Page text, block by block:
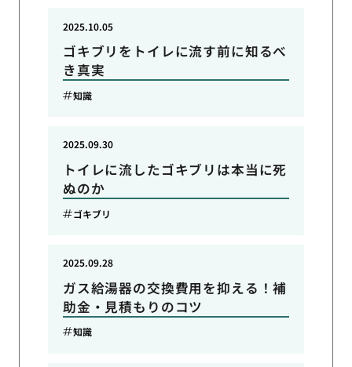
ゴキブリをトイレに流す前に知るべ
き真実
2025.10.05
知識
トイレに流したゴキブリは本当に死
ぬのか
2025.09.30
ゴキブリ
ガス給湯器の交換費用を抑える！補
助金・見積もりのコツ
2025.09.28
知識